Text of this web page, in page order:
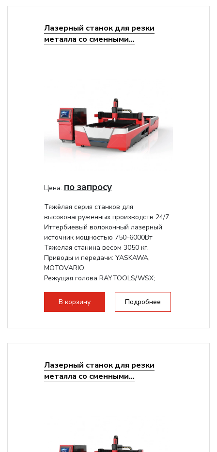
Лазерный станок для резки
металла со сменными...
Цена: по запросу
Тяжёлая серия станков для
высоконагруженных производств 24/7.
Иттербиевый волоконный лазерный
источник мощностью 750-6000Вт
Тяжелая станина весом 3050 кг.
Приводы и передачи: YASKAWA,
MOTOVARIO;
Режущая голова RAYTOOLS/WSX;
В корзину Подробнее
Лазерный станок для резки
металла со сменными...